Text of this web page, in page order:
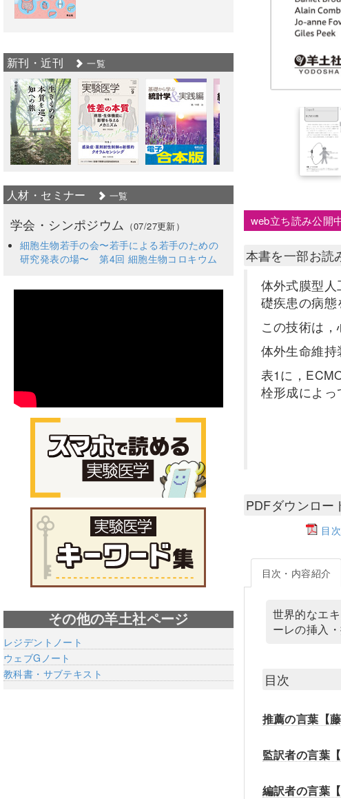
web立ち読み公開
本書を一部お読
体外式膜型
礎疾患の病態
この技術は
体外生命維持
表1に，
栓形成によ
PDFダウンロー
目
目次・内容紹介
世界的なエ
ーレの挿入
目次
推薦の言葉【藤
監訳者の言葉
編訳者の言葉
新刊・近刊 一覧
人材・セミナー 一覧
学会・シンポジウム （07/27更新）
細胞生物若手の会〜若手による若手のための
研究発表の場〜 第4回 細胞生物コロキウム
その他の羊土社ページ
レジデントノート
ウェブGノート
教科書・サブテキスト